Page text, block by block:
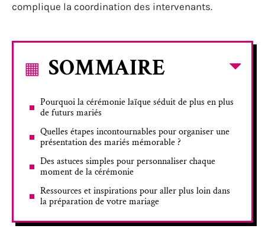
complique la coordination des intervenants.
SOMMAIRE
Pourquoi la cérémonie laïque séduit de plus en plus
de futurs mariés
Quelles étapes incontournables pour organiser une
présentation des mariés mémorable ?
Des astuces simples pour personnaliser chaque
moment de la cérémonie
Ressources et inspirations pour aller plus loin dans
la préparation de votre mariage